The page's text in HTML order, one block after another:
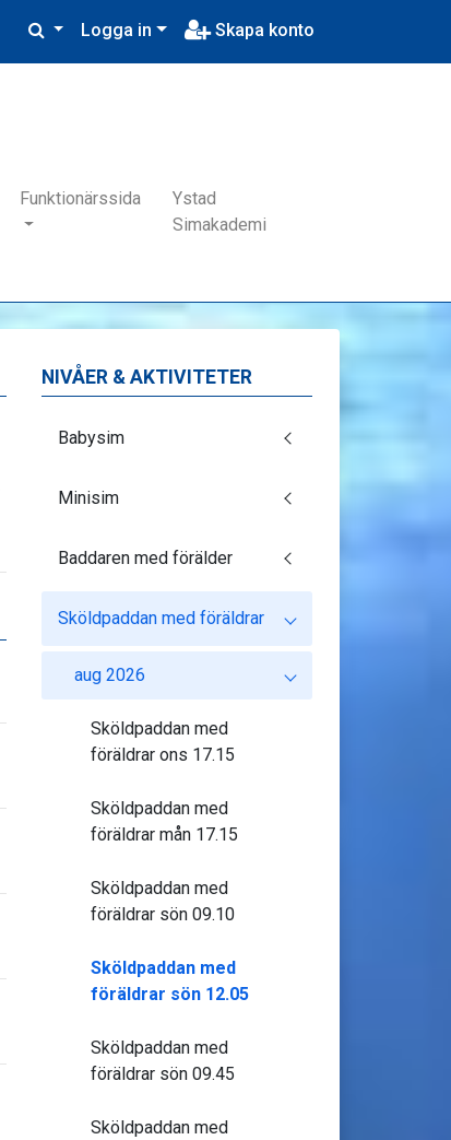
Logga in Skapa konto
Funktionärssida
Ystad
Simakademi
NIVÅER & AKTIVITETER
Babysim
Minisim
Baddaren med förälder
Sköldpaddan med föräldrar
aug 2026
Sköldpaddan med
föräldrar ons 17.15
Sköldpaddan med
föräldrar mån 17.15
Sköldpaddan med
föräldrar sön 09.10
Sköldpaddan med
föräldrar sön 12.05
Sköldpaddan med
föräldrar sön 09.45
Sköldpaddan med